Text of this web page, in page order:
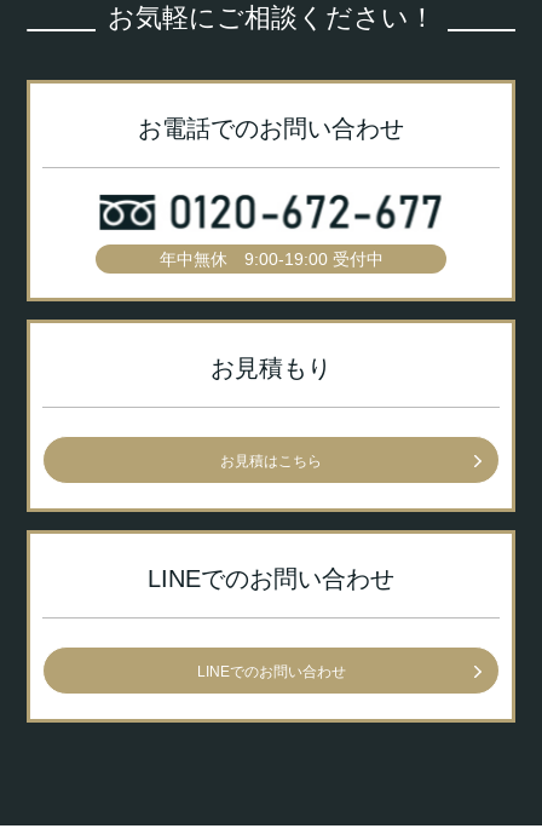
お気軽にご相談ください！
お電話でのお問い合わせ
年中無休 9:00-19:00 受付中
お見積もり
お見積はこちら
LINEでのお問い合わせ
LINEでのお問い合わせ